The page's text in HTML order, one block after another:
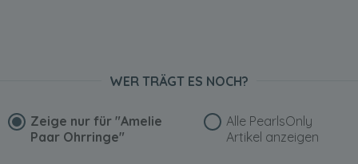
WER TRÄGT ES NOCH?
Zeige nur für "Amelie
Paar Ohrringe"
Alle PearlsOnly
Artikel anzeigen